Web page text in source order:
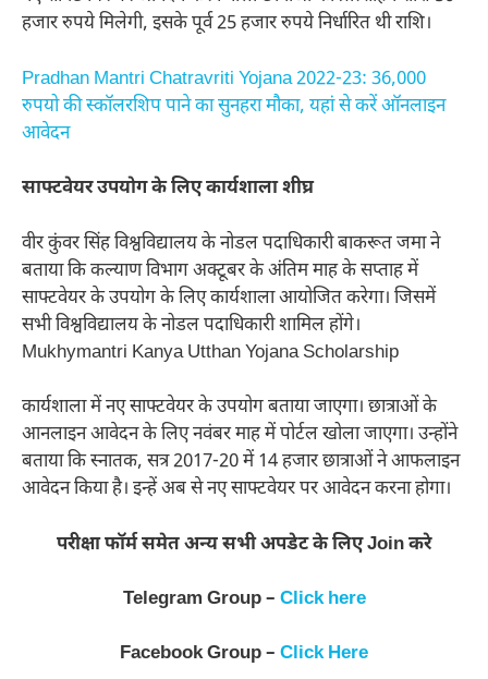
हजार रुपये मिलेगी, इसके पूर्व 25 हजार रुपये निर्धारित थी राशि।
Pradhan Mantri Chatravriti Yojana 2022-23: 36,000
रुपयो की स्कॉलरशिप पाने का सुनहरा मौका, यहां से करें ऑनलाइन
आवेदन
साफ्टवेयर उपयोग के लिए कार्यशाला शीघ्र
वीर कुंवर सिंह विश्वविद्यालय के नोडल पदाधिकारी बाकरूत जमा ने
बताया कि कल्याण विभाग अक्टूबर के अंतिम माह के सप्ताह में
साफ्टवेयर के उपयोग के लिए कार्यशाला आयोजित करेगा। जिसमें
सभी विश्वविद्यालय के नोडल पदाधिकारी शामिल होंगे।
Mukhymantri Kanya Utthan Yojana Scholarship
कार्यशाला में नए साफ्टवेयर के उपयोग बताया जाएगा। छात्राओं के
आनलाइन आवेदन के लिए नवंबर माह में पोर्टल खोला जाएगा। उन्होंने
बताया कि स्नातक, सत्र 2017-20 में 14 हजार छात्राओं ने आफलाइन
आवेदन किया है। इन्हें अब से नए साफ्टवेयर पर आवेदन करना होगा।
परीक्षा फॉर्म समेत अन्य सभी अपडेट के लिए Join करे
Telegram Group – Click here
Facebook Group – Click Here